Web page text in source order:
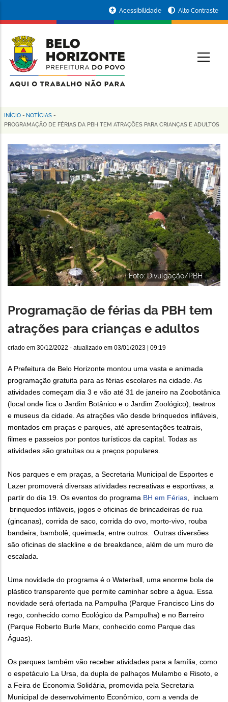
conteúdo
principal
da
Prefeitura
de
Horizonte
Acessibilidade Alto Contraste
Trilha
navegação
INÍCIO - NOTÍCIAS -
PROGRAMAÇÃO DE FÉRIAS DA PBH TEM ATRAÇÕES PARA CRIANÇAS E ADULTOS
Foto: Divulgação/PBH
Programação de férias da PBH tem
atrações para crianças e adultos
criado em 30/12/2022 - atualizado em 03/01/2023 | 09:19
A Prefeitura de Belo Horizonte montou uma vasta e animada
programação gratuita para as férias escolares na cidade. As
atividades começam dia 3 e vão até 31 de janeiro na Zoobotânica
(local onde fica o Jardim Botânico e o Jardim Zoológico), teatros
e museus da cidade. As atrações vão desde brinquedos infláveis,
montados em praças e parques, até apresentações teatrais,
filmes e passeios por pontos turísticos da capital. Todas as
atividades são gratuitas ou a preços populares.
Nos parques e em praças, a Secretaria Municipal de Esportes e
Lazer promoverá diversas atividades recreativas e esportivas, a
partir do dia 19. Os eventos do programa BH em Férias, incluem
brinquedos infláveis, jogos e oficinas de brincadeiras de rua
(gincanas), corrida de saco, corrida do ovo, morto-vivo, rouba
bandeira, bambolê, queimada, entre outros. Outras diversões
são oficinas de slackline e de breakdance, além de um muro de
escalada.
Uma novidade do programa é o Waterball, uma enorme bola de
plástico transparente que permite caminhar sobre a água. Essa
novidade será ofertada na Pampulha (Parque Francisco Lins do
rego, conhecido como Ecológico da Pampulha) e no Barreiro
(Parque Roberto Burle Marx, conhecido como Parque das
Águas).
Os parques também vão receber atividades para a família, como
o espetáculo La Ursa, da dupla de palhaços Mulambo e Risoto, e
a Feira de Economia Solidária, promovida pela Secretaria
Municipal de desenvolvimento Econômico, com a venda de